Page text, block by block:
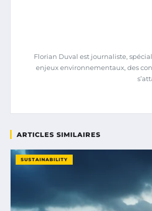
Florian Duval est journaliste,
enjeux environnementaux, des
ARTICLES SIMILAIRES
SUSTAINABILITY